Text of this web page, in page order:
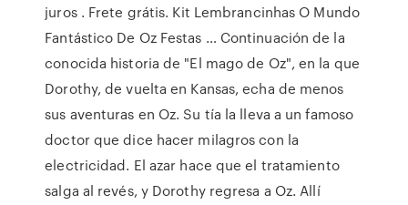
juros . Frete grátis. Kit Lembrancinhas O Mundo
Fantástico De Oz Festas … Continuación de la
conocida historia de "El mago de Oz", en la que
Dorothy, de vuelta en Kansas, echa de menos
sus aventuras en Oz. Su tía la lleva a un famoso
doctor que dice hacer milagros con la
electricidad. El azar hace que el tratamiento
salga al revés, y Dorothy regresa a Oz. Allí